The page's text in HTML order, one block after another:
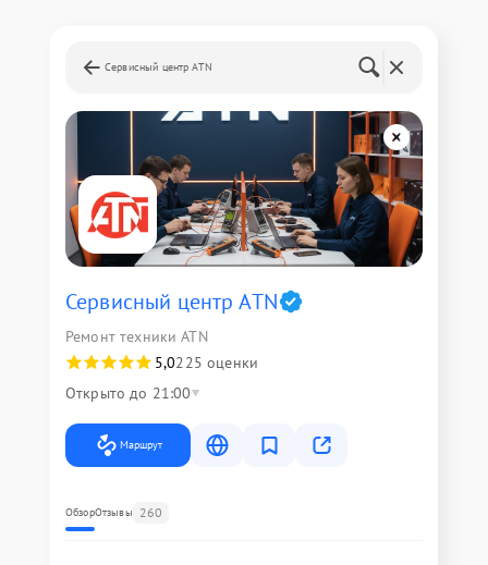
Сервисный центр ATN
Сервисный центр ATN
Ремонт техники ATN
5,0225 оценки
Открыто до 21:00
Маршрут
ОбзорОтзывы 260